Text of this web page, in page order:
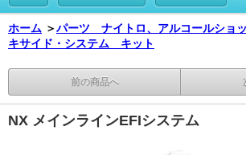
ホーム ＞パーツ ナイトロ、アルコールショ
キサイド・システム キット
前の商品へ
NX メインラインEFIシステム